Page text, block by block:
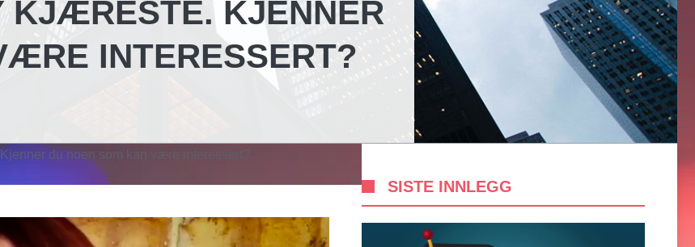
KJÆRESTE. KJENNER
INTERESSERT?
du noen som kan være interessert?
SISTE INNLEGG